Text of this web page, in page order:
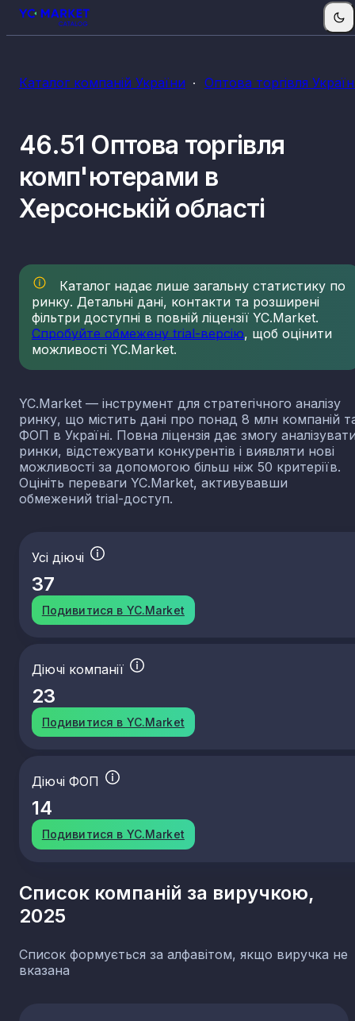
Каталог компаній України Оптова торгівля
46.51 Оптова торгівля
комп'ютерами в
Херсонській області
Каталог надає лише загальну статистику по
ринку. Детальні дані, контакти та розширені
фільтри доступні в повній ліцензії YC.Market.
Спробуйте обмежену trial-версію, щоб оцінити
можливості YC.Market.
YC.Market — інструмент для стратегічного аналізу
ринку, що містить дані про понад 8 млн компаній
ФОП в Україні. Повна ліцензія дає змогу
ринки, відстежувати конкурентів і виявляти нові
можливості за допомогою більш ніж 50 критеріїв.
Оцініть переваги YC.Market, активувавши
обмежений trial-доступ.
Усі діючі
37
Подивитися в YC.Market
Діючі компанії
23
Подивитися в YC.Market
Діючі ФОП
14
Подивитися в YC.Market
Список компаній за виручкою,
2025
Список формується за алфавітом, якщо виручка не
вказана